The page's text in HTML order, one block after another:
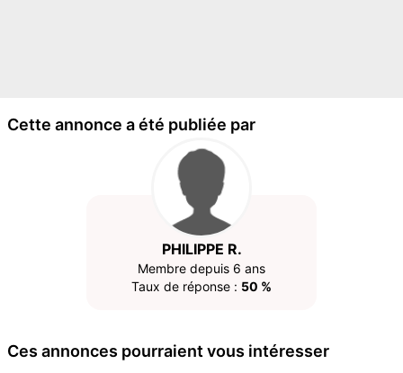
Cette annonce a été publiée par
PHILIPPE R.
Membre depuis 6 ans
Taux de réponse : 50 %
Ces annonces pourraient vous intéresser